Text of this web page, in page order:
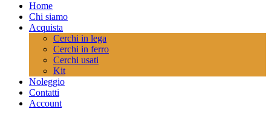
Home
Chi siamo
Acquista
Cerchi in lega
Cerchi in ferro
Cerchi usati
Kit
Noleggio
Contatti
Account